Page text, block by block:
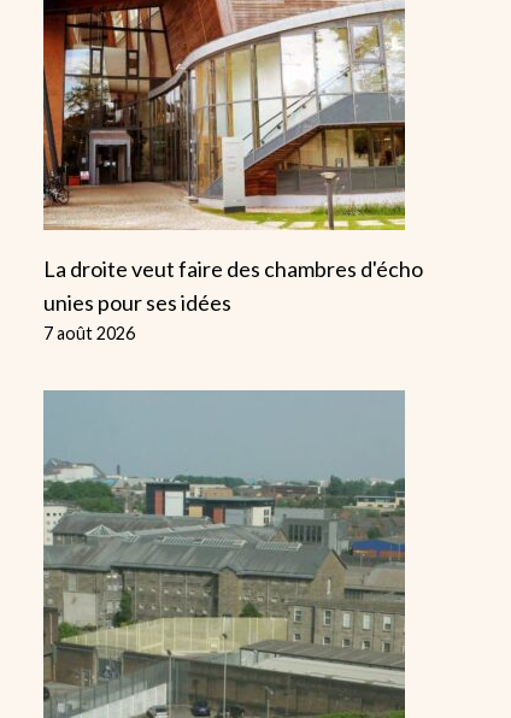
Les Chauffeurs
De Bus Rejettent
L’offre De Se
Battre Pour Plus
ParAlice 30 janvier 2023
Le Sale
Du
ParAlice
La droite veut faire des chambres d'écho
unies pour ses idées
7 août 2026